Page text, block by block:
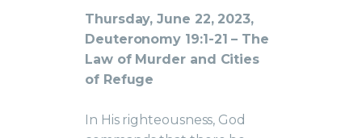
Thursday, June 22, 2023,
Deuteronomy 19:1-21 – The
Law of Murder and Cities
of Refuge
In His righteousness, God